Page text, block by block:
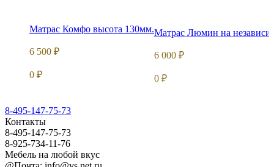
Матрас Комфо высота 130мм.
6 500 ₽
0 ₽
Матрас Люмин на
6 000 ₽
0 ₽
8-495-147-75-73
Контакты
8-495-147-75-73
8-925-734-11-76
Мебель на любой вкус